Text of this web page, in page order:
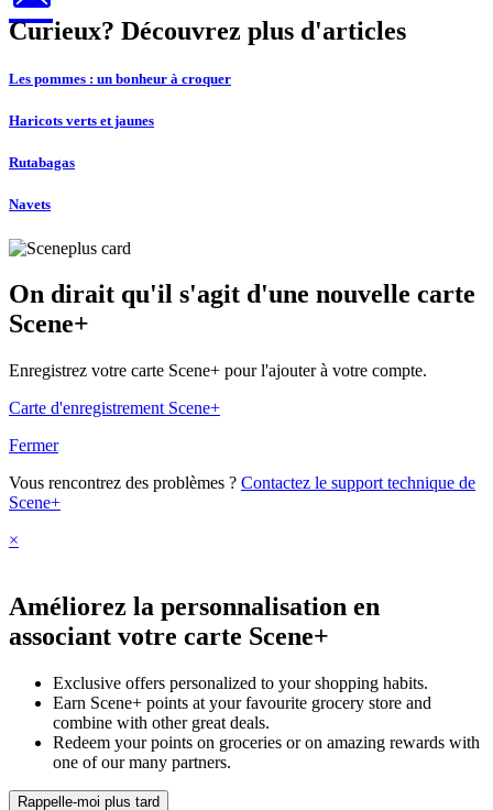
Curieux? Découvrez plus d'articles
Les pommes : un bonheur à croquer
Haricots verts et jaunes
Rutabagas
Navets
On dirait qu'il s'agit d'une nouvelle carte
Scene+
Enregistrez votre carte Scene+ pour l'ajouter à votre compte.
Carte d'enregistrement Scene+
Fermer
Vous rencontrez des problèmes ? Contactez le support technique de
Scene+
×
Améliorez la personnalisation en
associant votre carte Scene+
Exclusive offers personalized to your shopping habits.
Earn Scene+ points at your favourite grocery store and
combine with other great deals.
Redeem your points on groceries or on amazing rewards with
one of our many partners.